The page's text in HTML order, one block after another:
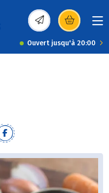
(s’ouvre dans une
Ouvert jusqu'à 20:00